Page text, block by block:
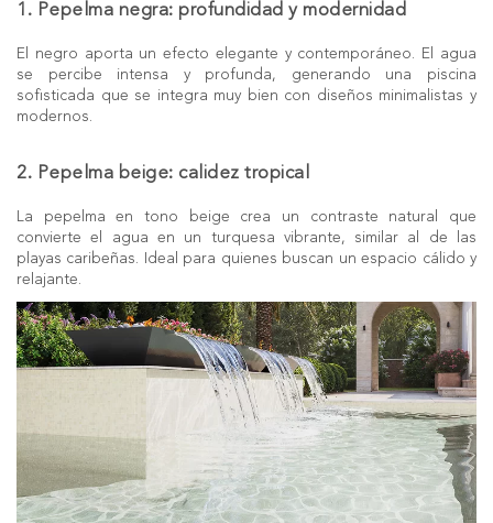
1. Pepelma negra: profundidad y modernidad
El negro aporta un efecto elegante y contemporáneo. El agua
se percibe intensa y profunda, generando una piscina
sofisticada que se integra muy bien con diseños minimalistas y
modernos.
2. Pepelma beige: calidez tropical
La pepelma en tono beige crea un contraste natural que
convierte el agua en un turquesa vibrante, similar al de las
playas caribeñas. Ideal para quienes buscan un espacio cálido y
relajante.